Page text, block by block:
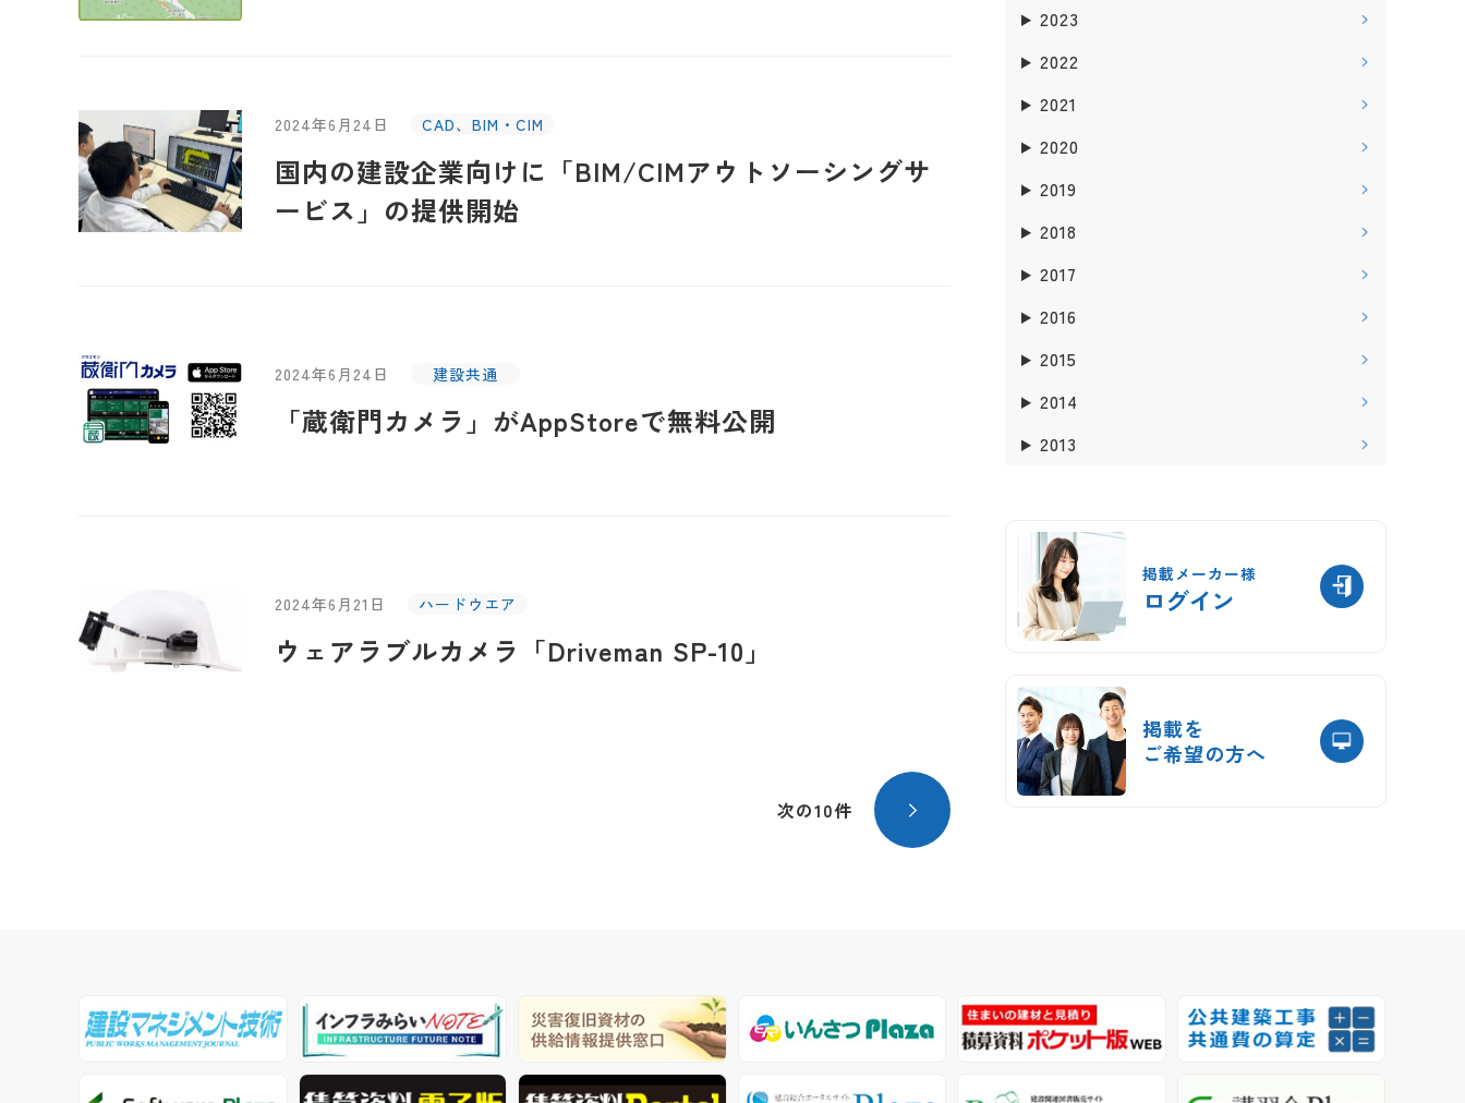
2024年6月24日 CAD、BIM・CIM
国内の建設企業向けに「BIM/CIMアウトソーシングサ
ービス」の提供開始
2024年6月24日 建設共通
「蔵衛門カメラ」がAppStoreで無料公開
2024年6月21日 ハードウエア
ウェアラブルカメラ「Driveman SP-10」
次の10件
2023
2022
2021
2020
2019
2018
2017
2016
2015
2014
2013
掲載メーカー様
ログイン
掲載を
ご希望の方へ